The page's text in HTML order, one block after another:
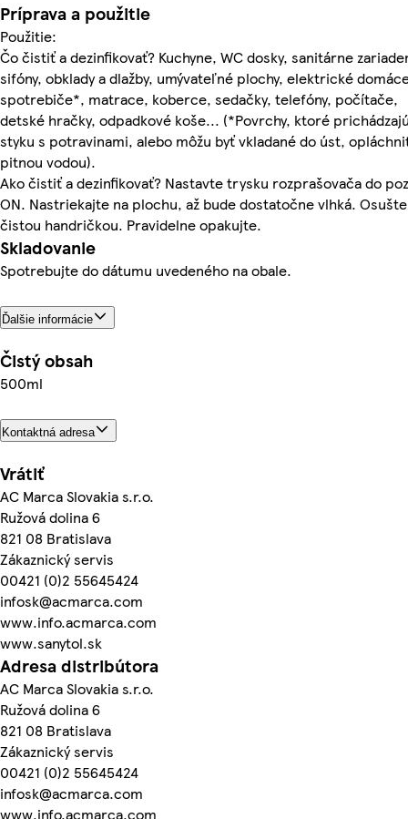
Príprava a použitie
Použitie:
Čo čistiť a dezinfikovať? Kuchyne, WC dosky, sanitárne
sifóny, obklady a dlažby, umývateľné plochy, elektrické
spotrebiče*, matrace, koberce, sedačky, telefóny, počítače,
detské hračky, odpadkové koše... (*Povrchy, ktoré
styku s potravinami, alebo môžu byť vkladané do úst,
pitnou vodou).
Ako čistiť a dezinfikovať? Nastavte trysku rozprašovača do
ON. Nastriekajte na plochu, až bude dostatočne vlhká. Osušte
čistou handričkou. Pravidelne opakujte.
Skladovanie
Spotrebujte do dátumu uvedeného na obale.
Ďalšie informácie
Čistý obsah
500ml
Kontaktná adresa
Vrátiť
AC Marca Slovakia s.r.o.
Ružová dolina 6
821 08 Bratislava
Zákaznický servis
00421 (0)2 55645424
infosk@acmarca.com
www.info.acmarca.com
www.sanytol.sk
Adresa distribútora
AC Marca Slovakia s.r.o.
Ružová dolina 6
821 08 Bratislava
Zákaznický servis
00421 (0)2 55645424
infosk@acmarca.com
www.info.acmarca.com